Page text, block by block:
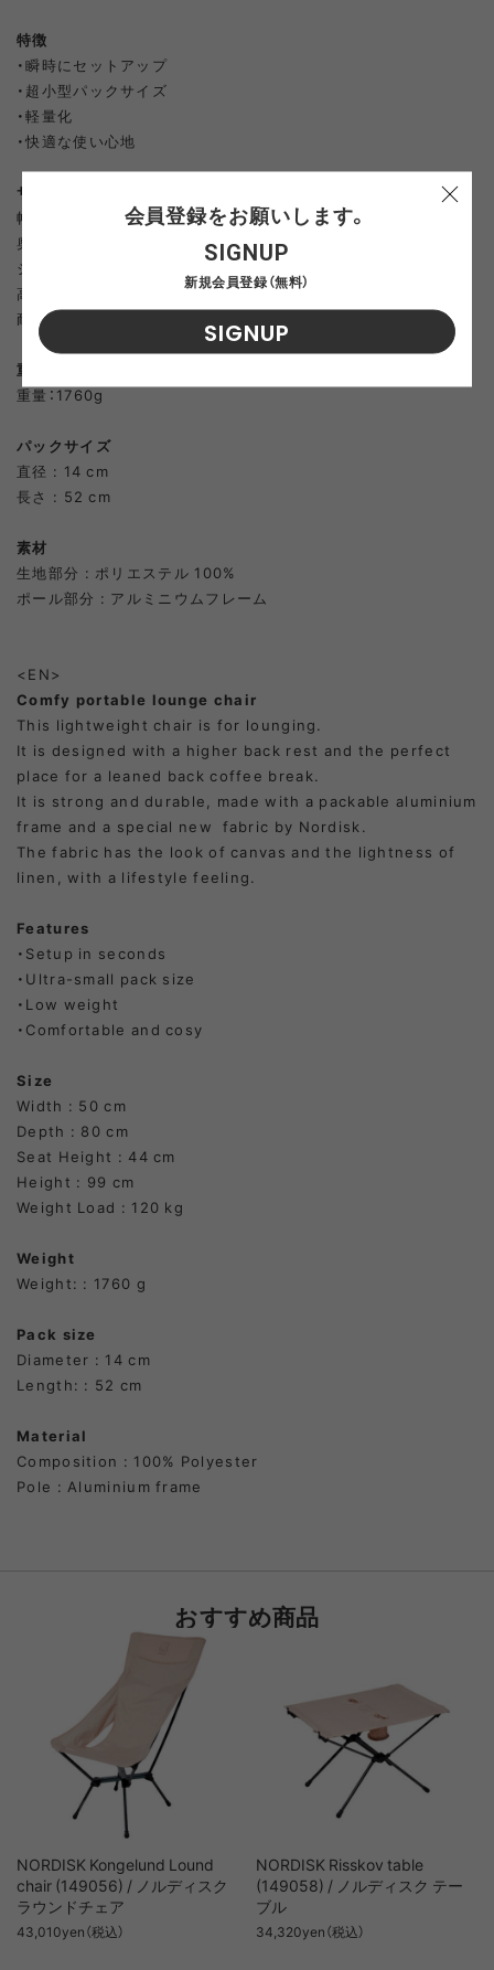
特徴
・瞬時にセットアップ
・超小型パックサイズ
・軽量化
・快適な使い心地
サイズ
幅：50cm
奥行：80cm
シート高：44cm
高さ：99cm
耐荷重：120kg
重量
重量：1760g
パックサイズ
直径 : 14 cm
長さ : 52 cm
素材
生地部分 : ポリエステル 100%
ポール部分 : アルミニウムフレーム
<EN>
Comfy portable lounge chair
This lightweight chair is for lounging.
It is designed with a higher back rest and the perfect
place for a leaned back coffee break.
It is strong and durable, made with a packable aluminium
frame and a special new fabric by Nordisk.
The fabric has the look of canvas and the lightness of
linen, with a lifestyle feeling.
Features
・Setup in seconds
・Ultra-small pack size
・Low weight
・Comfortable and cosy
Size
Width : 50 cm
Depth : 80 cm
Seat Height : 44 cm
Height : 99 cm
Weight Load : 120 kg
Weight
Weight: : 1760 g
Pack size
Diameter : 14 cm
Length: : 52 cm
Material
Composition : 100% Polyester
Pole : Aluminium frame
おすすめ商品
NORDISK Kongelund Lound
chair (149056) / ノルディスク
ラウンドチェア
43,010yen（税込）
NORDISK Risskov table
(149058) / ノルディスク テー
ブル
34,320yen（税込）
会員登録をお願いします。
SIGNUP
新規会員登録（無料）
SIGNUP